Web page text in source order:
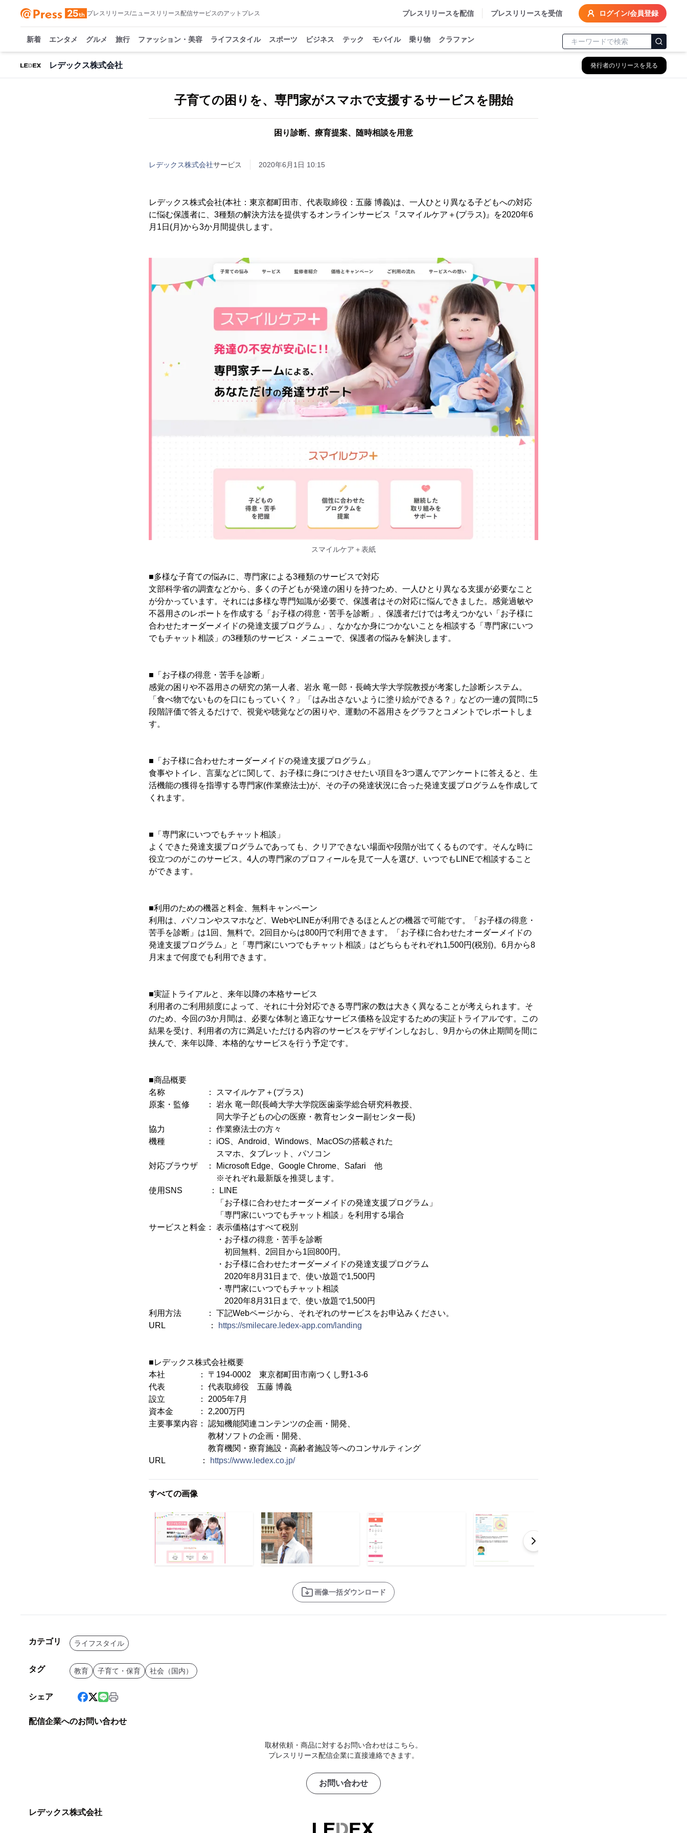
プレスリリース/ニュースリリース配信サービスのアットプレス プレスリリースを配信 プレスリリースを受信 ログイン/会員登録
新着 エンタメ グルメ 旅行 ファッション・美容 ライフスタイル スポーツ ビジネス テック モバイル 乗り物 クラファン
レデックス株式会社 発行者のリリースを見る
子育ての困りを、専門家がスマホで支援するサービスを開始
困り診断、療育提案、随時相談を用意
レデックス株式会社サービス 2020年6月1日 10:15
レデックス株式会社(本社：東京都町田市、代表取締役：五藤 博義)は、一人ひとり異なる子どもへの対応
に悩む保護者に、3種類の解決方法を提供するオンラインサービス『スマイルケア＋(プラス)』を2020年6
月1日(月)から3か月間提供します。
スマイルケア＋表紙
■多様な子育ての悩みに、専門家による3種類のサービスで対応
文部科学省の調査などから、多くの子どもが発達の困りを持つため、一人ひとり異なる支援が必要なこと
が分かっています。それには多様な専門知識が必要で、保護者はその対応に悩んできました。感覚過敏や
不器用さのレポートを作成する「お子様の得意・苦手を診断」、保護者だけでは考えつかない「お子様に
合わせたオーダーメイドの発達支援プログラム」、なかなか身につかないことを相談する「専門家にいつ
でもチャット相談」の3種類のサービス・メニューで、保護者の悩みを解決します。
■「お子様の得意・苦手を診断」
感覚の困りや不器用さの研究の第一人者、岩永 竜一郎・長崎大学大学院教授が考案した診断システム。
「食べ物でないものを口にもっていく？」「はみ出さないように塗り絵ができる？」などの一連の質問に5
段階評価で答えるだけで、視覚や聴覚などの困りや、運動の不器用さをグラフとコメントでレポートしま
す。
■「お子様に合わせたオーダーメイドの発達支援プログラム」
食事やトイレ、言葉などに関して、お子様に身につけさせたい項目を3つ選んでアンケートに答えると、生
活機能の獲得を指導する専門家(作業療法士)が、その子の発達状況に合った発達支援プログラムを作成して
くれます。
■「専門家にいつでもチャット相談」
よくできた発達支援プログラムであっても、クリアできない場面や段階が出てくるものです。そんな時に
役立つのがこのサービス。4人の専門家のプロフィールを見て一人を選び、いつでもLINEで相談すること
ができます。
■利用のための機器と料金、無料キャンペーン
利用は、パソコンやスマホなど、WebやLINEが利用できるほとんどの機器で可能です。「お子様の得意・
苦手を診断」は1回、無料で。2回目からは800円で利用できます。「お子様に合わせたオーダーメイドの
発達支援プログラム」と「専門家にいつでもチャット相談」はどちらもそれぞれ1,500円(税別)。6月から8
月末まで何度でも利用できます。
■実証トライアルと、来年以降の本格サービス
利用者のご利用頻度によって、それに十分対応できる専門家の数は大きく異なることが考えられます。そ
のため、今回の3か月間は、必要な体制と適正なサービス価格を設定するための実証トライアルです。この
結果を受け、利用者の方に満足いただける内容のサービスをデザインしなおし、9月からの休止期間を間に
挟んで、来年以降、本格的なサービスを行う予定です。
■商品概要
名称 ： スマイルケア＋(プラス)
原案・監修 ： 岩永 竜一郎(長崎大学大学院医歯薬学総合研究科教授、
同大学子どもの心の医療・教育センター副センター長)
協力 ： 作業療法士の方々
機種 ： iOS、Android、Windows、MacOSの搭載された
スマホ、タブレット、パソコン
対応ブラウザ ： Microsoft Edge、Google Chrome、Safari 他
※それぞれ最新版を推奨します。
使用SNS ： LINE
「お子様に合わせたオーダーメイドの発達支援プログラム」
「専門家にいつでもチャット相談」を利用する場合
サービスと料金： 表示価格はすべて税別
・お子様の得意・苦手を診断
初回無料、2回目から1回800円。
・お子様に合わせたオーダーメイドの発達支援プログラム
2020年8月31日まで、使い放題で1,500円
・専門家にいつでもチャット相談
2020年8月31日まで、使い放題で1,500円
利用方法 ： 下記Webページから、それぞれのサービスをお申込みください。
URL ：
https://smilecare.ledex-app.com/landing
■レデックス株式会社概要
本社 ： 〒194-0002 東京都町田市南つくし野1-3-6
代表 ： 代表取締役 五藤 博義
設立 ： 2005年7月
資本金 ： 2,200万円
主要事業内容： 認知機能関連コンテンツの企画・開発、
教材ソフトの企画・開発、
教育機関・療育施設・高齢者施設等へのコンサルティング
URL ：
https://www.ledex.co.jp/
すべての画像
画像一括ダウンロード
カテゴリ ライフスタイル
タグ 教育 子育て・保育 社会（国内）
シェア
配信企業へのお問い合わせ
取材依頼・商品に対するお問い合わせはこちら。
プレスリリース配信企業に直接連絡できます。
お問い合わせ
レデックス株式会社